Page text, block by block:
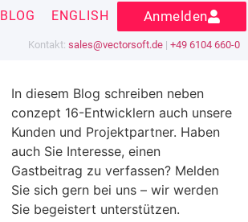
Kontakt: sales@vectorsoft.de | +49 6104 660-0
BLOG ENGLISH Anmelden
In diesem Blog schreiben neben
conzept 16-Entwicklern auch unsere
Kunden und Projektpartner. Haben
auch Sie Interesse, einen
Gastbeitrag zu verfassen? Melden
Sie sich gern bei uns – wir werden
Sie begeistert unterstützen.